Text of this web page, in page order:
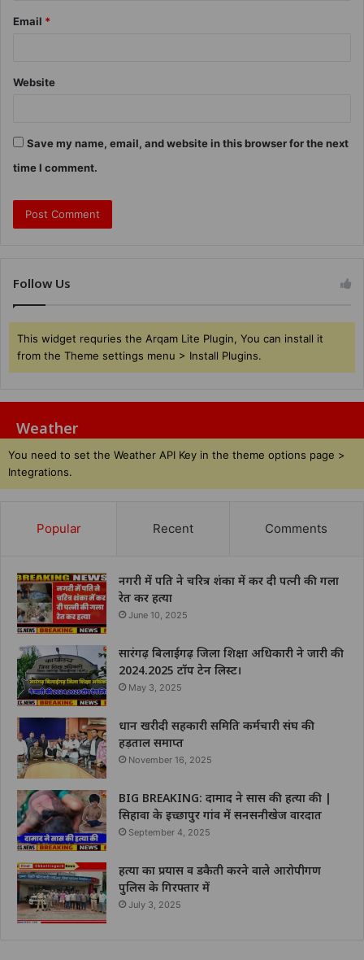
Email *
Website
Save my name, email, and website in this browser for the next
time I comment.
Follow Us
This widget requries the Arqam Lite Plugin, You can install it
from the Theme settings menu > Install Plugins.
Weather
You need to set the Weather API Key in the theme options page >
Integrations.
Popular Recent Comments
नगरी में पति ने चरित्र शंका में कर दी पत्नी की गला
रेत कर हत्या
June 10, 2025
सारंगढ़ बिलाईगढ़ जिला शिक्षा अधिकारी ने जारी की
2024.2025 टॉप टेन लिस्ट।
May 3, 2025
धान खरीदी सहकारी समिति कर्मचारी संघ की
हड़ताल समाप्त
November 16, 2025
BIG BREAKING: दामाद ने सास की हत्या की |
सिहावा के इच्छापुर गांव में सनसनीखेज वारदात
September 4, 2025
हत्या का प्रयास व डकैती करने वाले आरोपीगण
पुलिस के गिरफ्तार में
July 3, 2025